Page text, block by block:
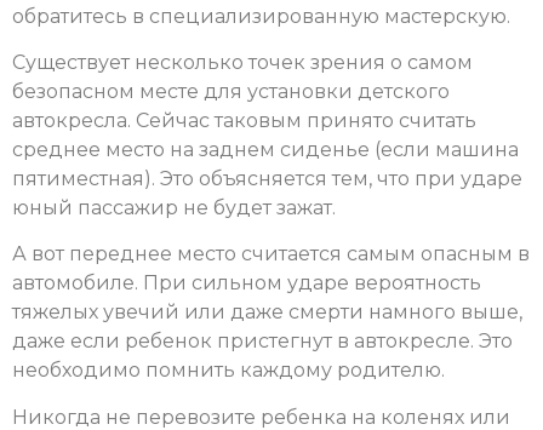
обратитесь в специализированную мастерскую.
Существует несколько точек зрения о самом
безопасном месте для установки детского
автокресла. Сейчас таковым принято считать
среднее место на заднем сиденье (если машина
пятиместная). Это объясняется тем, что при ударе
юный пассажир не будет зажат.
А вот переднее место считается самым опасным в
автомобиле. При сильном ударе вероятность
тяжелых увечий или даже смерти намного выше,
даже если ребенок пристегнут в автокресле. Это
необходимо помнить каждому родителю.
Никогда не перевозите ребенка на коленях или